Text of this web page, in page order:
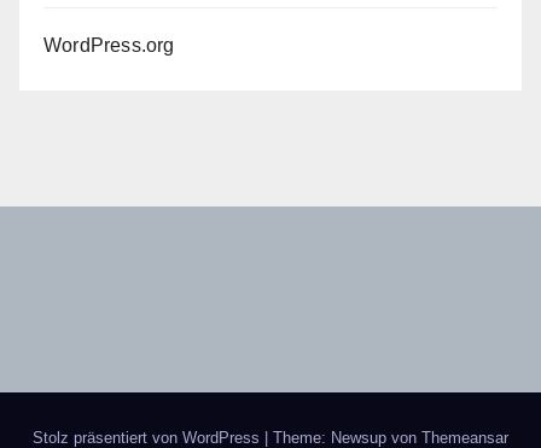
WordPress.org
Stolz präsentiert von WordPress | Theme: Newsup von Themeansar